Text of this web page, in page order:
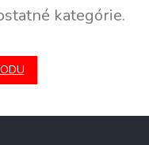
kategórie.